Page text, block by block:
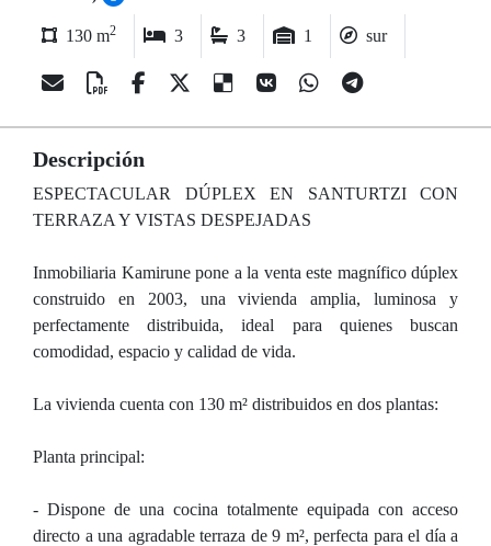
130 m2 3 3 1 sur
Descripción
ESPECTACULAR DÚPLEX EN SANTURTZI CON
TERRAZA Y VISTAS DESPEJADAS
Inmobiliaria Kamirune pone a la venta este magnífico dúplex
construido en 2003, una vivienda amplia, luminosa y
perfectamente distribuida, ideal para quienes buscan
comodidad, espacio y calidad de vida.
La vivienda cuenta con 130 m² distribuidos en dos plantas:
Planta principal:
- Dispone de una cocina totalmente equipada con acceso
directo a una agradable terraza de 9 m², perfecta para el día a